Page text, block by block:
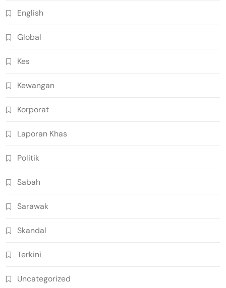
English
Global
Kes
Kewangan
Korporat
Laporan Khas
Politik
Sabah
Sarawak
Skandal
Terkini
Uncategorized